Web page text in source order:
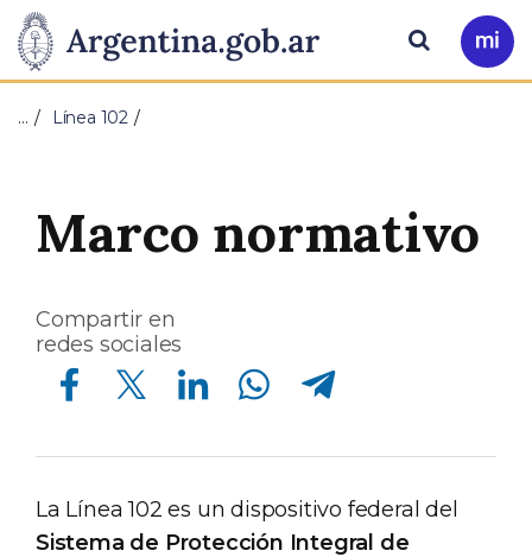
Presidencia
de
Nación
Pasar al contenido principal
Ir
a
Buscar
… Línea 102
Marco normativo
Compartir en
redes sociales
Compartir en Facebook Compartir en Twitter Compartir en Linkedin Compartir en Whatsapp Compartir en Telegram
La Línea 102 es un dispositivo federal del
Sistema de Protección Integral de